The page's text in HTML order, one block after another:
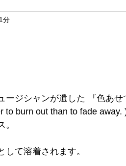
分
ージシャンが遺した 『色あせ
to burn out than to fade away.
て溶着されます。